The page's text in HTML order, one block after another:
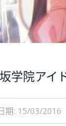
学院アイ
期: 15/03/2016